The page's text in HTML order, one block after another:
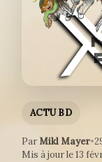
ACTU BD
Par Mikl Mayer•
Mis à jour le 13